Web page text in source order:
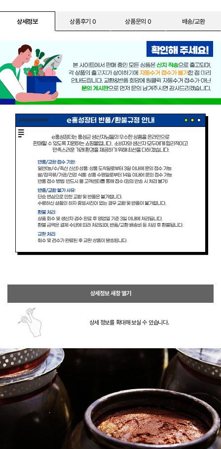
상세정보 상품후기 0 상품문의 0 배송/교환
상세정보 새창 열기
상세 정보를 확대해 보실 수 있습니다.